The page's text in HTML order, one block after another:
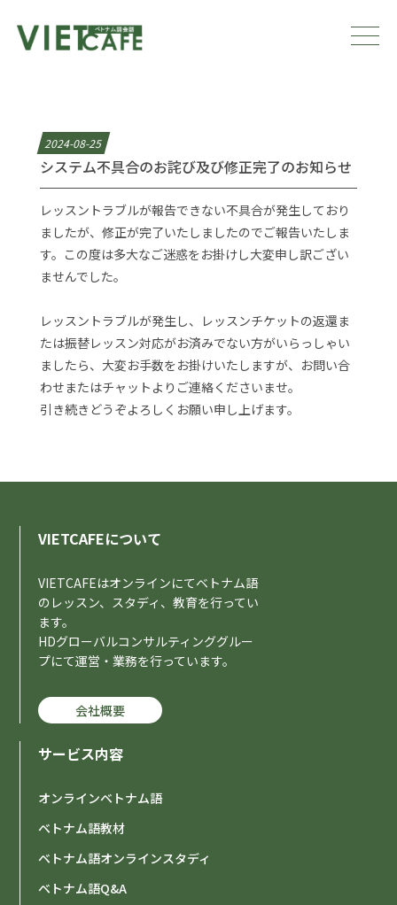
2024-08-25
システム不具合のお詫び及び修正完了のお知らせ
レッスントラブルが報告できない不具合が発生しており
ましたが、修正が完了いたしましたのでご報告いたしま
す。この度は多大なご迷惑をお掛けし大変申し訳ござい
ませんでした。
レッスントラブルが発生し、レッスンチケットの返還ま
たは振替レッスン対応がお済みでない方がいらっしゃい
ましたら、大変お手数をお掛けいたしますが、お問い合
わせまたはチャットよりご連絡くださいませ。
引き続きどうぞよろしくお願い申し上げます。
VIETCAFEについて
VIETCAFEはオンラインにてベトナム語
のレッスン、スタディ、教育を行ってい
ます。
HDグローバルコンサルティンググルー
プにて運営・業務を行っています。
会社概要
サービス内容
オンラインベトナム語
ベトナム語教材
ベトナム語オンラインスタディ
ベトナム語Q&A